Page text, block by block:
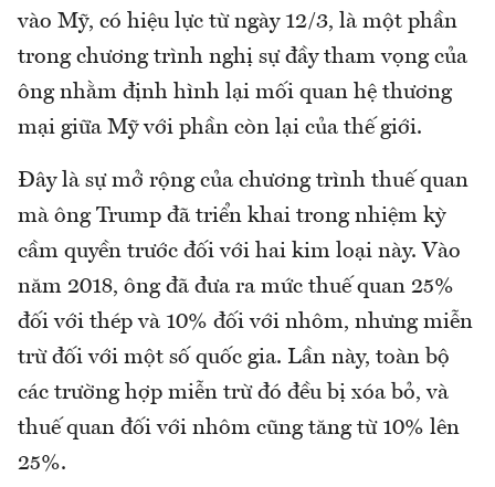
vào Mỹ, có hiệu lực từ ngày 12/3, là một phần
trong chương trình nghị sự đầy tham vọng của
ông nhằm định hình lại mối quan hệ thương
mại giữa Mỹ với phần còn lại của thế giới.
Đây là sự mở rộng của chương trình thuế quan
mà ông Trump đã triển khai trong nhiệm kỳ
cầm quyền trước đối với hai kim loại này. Vào
năm 2018, ông đã đưa ra mức thuế quan 25%
đối với thép và 10% đối với nhôm, nhưng miễn
trừ đối với một số quốc gia. Lần này, toàn bộ
các trường hợp miễn trừ đó đều bị xóa bỏ, và
thuế quan đối với nhôm cũng tăng từ 10% lên
25%.